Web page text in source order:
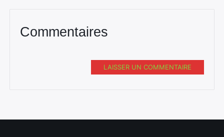
Commentaires
LAISSER UN COMMENTAIRE